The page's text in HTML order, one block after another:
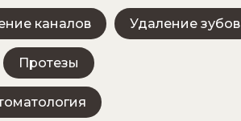
каналов Удаление зубов
Протезы